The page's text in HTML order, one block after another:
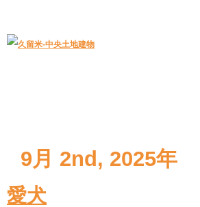
9月 2nd, 2025年
愛犬